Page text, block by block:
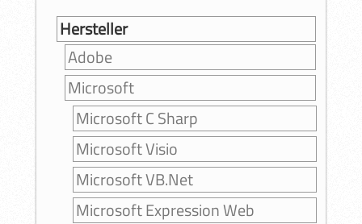
Hersteller
Adobe
Microsoft
Microsoft C Sharp
Microsoft Visio
Microsoft VB.Net
Microsoft Expression Web